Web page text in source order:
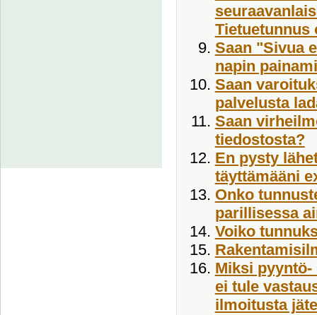
Saan "Sivua
napin
Saan
palvelusta
Saan
tiedostosta?
En pysty
täyttämääni
Onko
parillisessa
Voiko
Miksi
ei tule
ilmoitusta